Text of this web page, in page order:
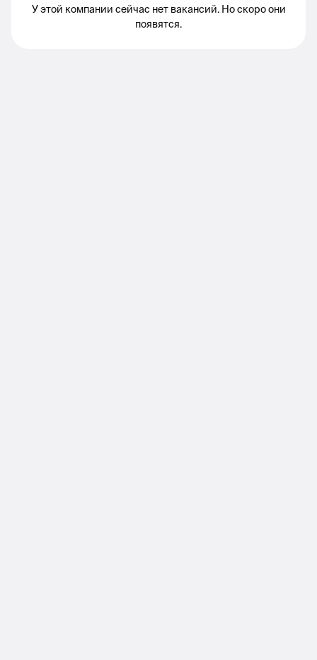
У этой компании сейчас нет вакансий. Но скоро они
появятся.